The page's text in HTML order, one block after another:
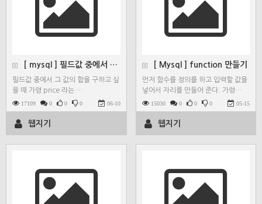
[ mysql ] 필드값 중에서 값의 합을 한 row에…
필드값 중에서 그 값의 합을 구하고 싶
을 때 가령 price 라는 …
17109 0 0 0 06-10
웹지기
[ Mysql ] function 만들기
먼저 함수를 정의를 하고 입력할 값을
넣어서 자리를 만들어 준다. 가령…
15030 0 0 0 05-15
웹지기